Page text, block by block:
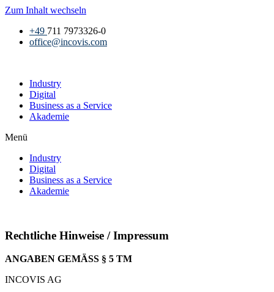
Zum Inhalt wechseln
+49 711 7973326-0
office@incovis.com
Industry
Digital
Business as a Service
Akademie
Menü
Industry
Digital
Business as a Service
Akademie
Rechtliche Hinweise / Impressum
ANGABEN GEMÄSS § 5 TM
INCOVIS AG